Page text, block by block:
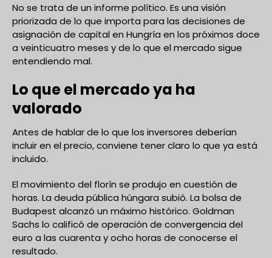
No se trata de un informe político. Es una visión
priorizada de lo que importa para las decisiones de
asignación de capital en Hungría en los próximos doce
a veinticuatro meses y de lo que el mercado sigue
entendiendo mal.
Lo que el mercado ya ha
valorado
Antes de hablar de lo que los inversores deberían
incluir en el precio, conviene tener claro lo que ya está
incluido.
El movimiento del florín se produjo en cuestión de
horas. La deuda pública húngara subió. La bolsa de
Budapest alcanzó un máximo histórico. Goldman
Sachs lo calificó de operación de convergencia del
euro a las cuarenta y ocho horas de conocerse el
resultado.